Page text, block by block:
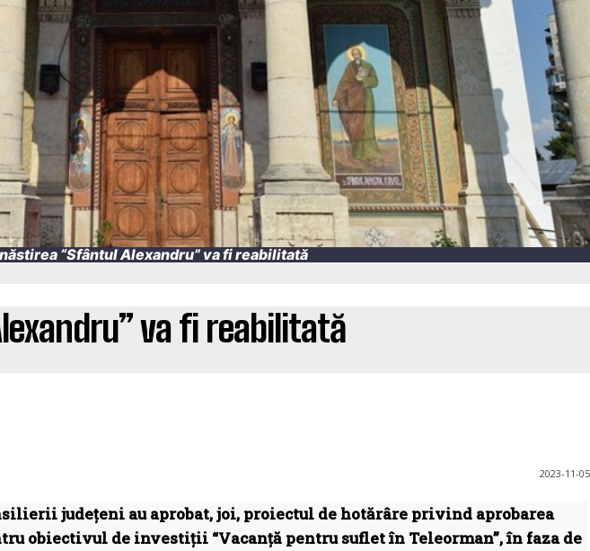
“Sfântul Alexandru” va fi reabilitată
va fi reabilitată
2023-11-05
județeni au aprobat, joi, proiectul de hotărâre privind aprobarea
obiectivul de investiții “Vacanță pentru suflet în Teleorman”, în faza de